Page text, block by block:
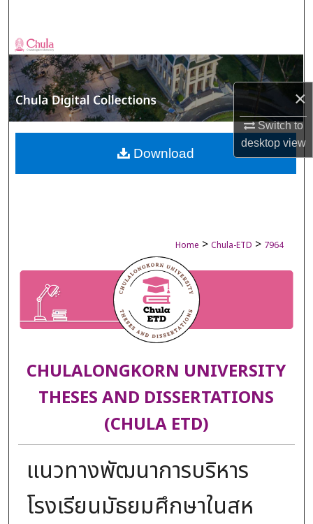
×
Switch to
desktopview
Browse Collections
My Account
About
Digital Commons Network™
Home > Chula-ETD > 7964
CHULALONGKORN UNIVERSITY
THESES AND DISSERTATIONS
(CHULA ETD)
แนวทางพัฒนาการบริหาร
โรงเรียนมัธยมศึกษาในสห
Download